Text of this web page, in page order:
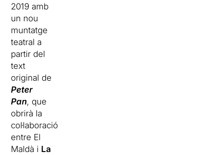
2019 amb
un nou
muntatge
teatral a
partir del
text
original de
Peter
Pan, que
obrirà la
col·laboració
entre El
Maldà i La